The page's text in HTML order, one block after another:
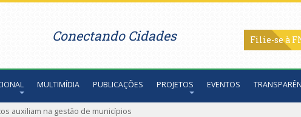
Conectando Cidades Filie-se
MULTIMÍDIA PUBLICAÇÕES PROJETOS EVENTOS
auxiliam na gestão de municípios